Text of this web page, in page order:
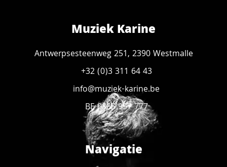
Muziek Karine
Antwerpsesteenweg 251, 2390 Westmalle
+32 (0)3 311 64 43
info@muziek-karine.be
BE 0835 957 777
Navigatie